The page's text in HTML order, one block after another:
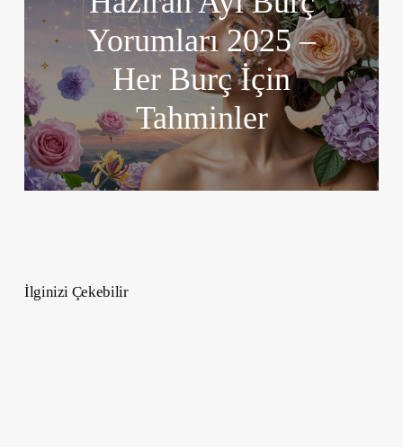
Yorumları 2025 –
Her Burç İçin
Tahminler
İlginizi Çekebilir